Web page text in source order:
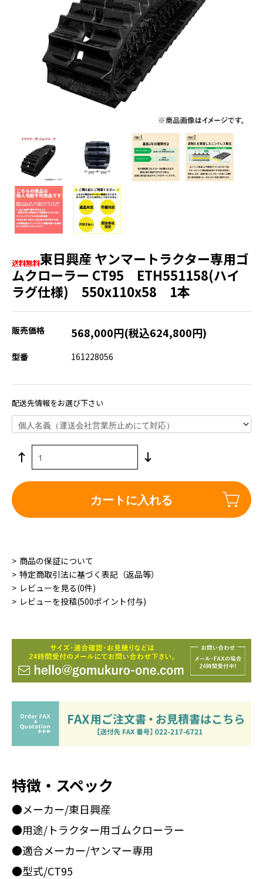
東日興産 ヤンマートラクター専用ゴ
ムクローラー CT95 ETH551158(ハイ
ラグ仕様) 550x110x58 1本
販売価格 568,000円(税込624,800円)
型番 161228056
配送先情報をお選び下さい
カートに入れる
商品の保証について
特定商取引法に基づく表記（返品等）
レビューを見る(0件)
レビューを投稿(500ポイント付与)
特徴・スペック
●メーカー/東日興産
●用途/トラクター用ゴムクローラー
●適合メーカー/ヤンマー専用
●型式/CT95